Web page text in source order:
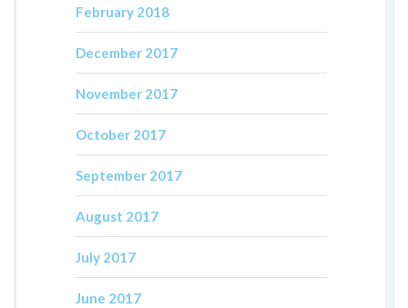
February 2018
December 2017
November 2017
October 2017
September 2017
August 2017
July 2017
June 2017